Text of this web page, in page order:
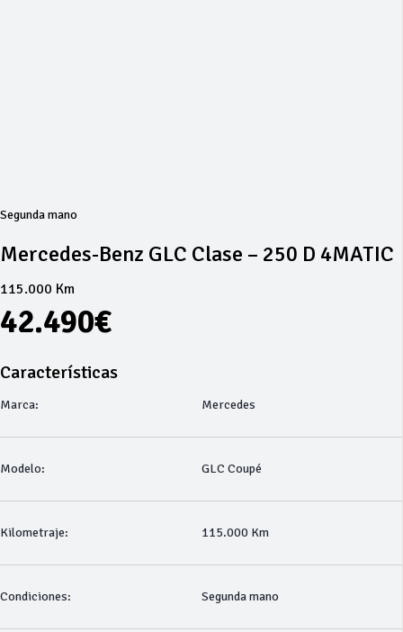
Segunda mano
Mercedes-Benz GLC Clase – 250 D 4MATIC
115.000 Km
42.490€
Características
Marca: Mercedes
Modelo: GLC Coupé
Kilometraje: 115.000 Km
Condiciones: Segunda mano